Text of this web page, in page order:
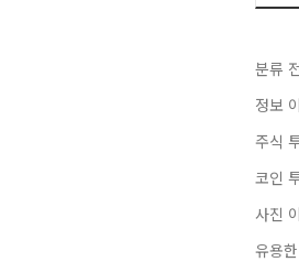
분류
정보
주식
코인
사진
유용